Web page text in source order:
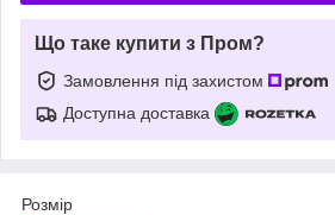
Що таке купити з Пром?
Замовлення під захистом
Доступна доставка
Розмір